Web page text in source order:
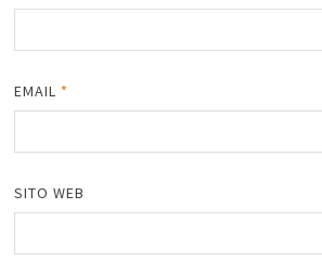
EMAIL *
SITO WEB